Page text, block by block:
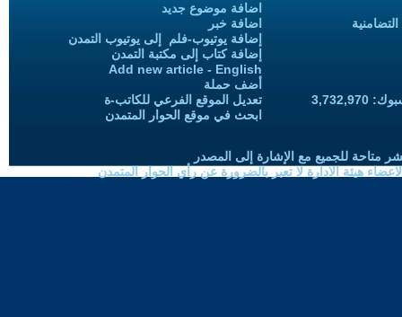
اضافة موضوع جديد
اضافة خبر
إضافة يوتيوب-فلم إلى يوتيوب التمدن
إضافة كتاب إلى مكتبة التمدن
Add new article - English
أضف حملة
تعديل الموقع الفرعي للكاتب-ة
ابحث في موقع الحوار المتمدن
متاحة للجميع مع الإشارة إلى المصدر
هيئة الادارة لا تعبر بالضرورة عن رأي الحوار المتمدن